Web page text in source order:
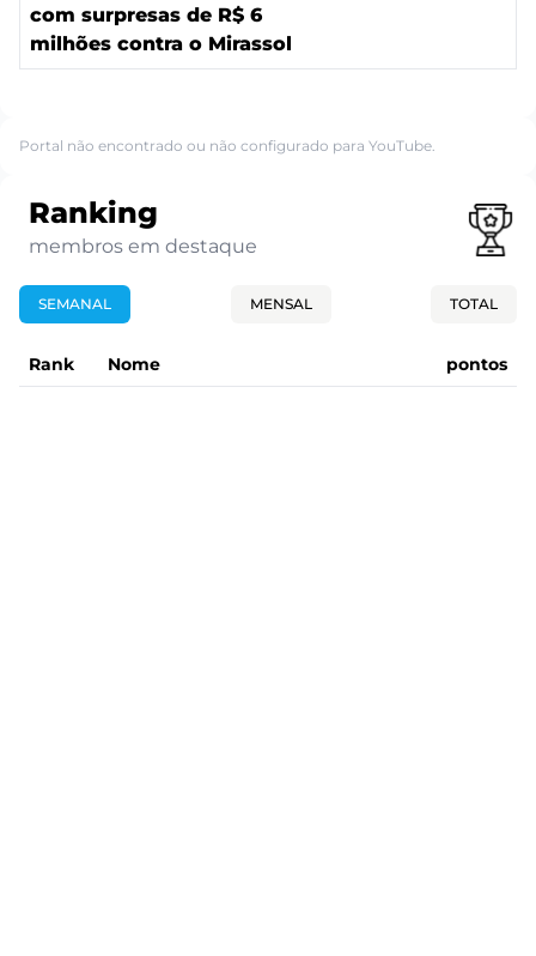
com surpresas de R$ 6
milhões contra o Mirassol
Portal não encontrado ou não configurado para YouTube.
Ranking
membros em destaque
SEMANAL MENSAL TOTAL
Rank Nome pontos